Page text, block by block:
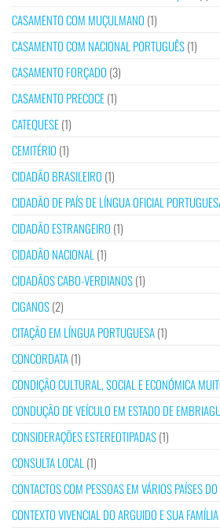
CASAMENTO COM MUÇULMANO (1)
CASAMENTO COM NACIONAL PORTUGUÊS(1)
CASAMENTO FORÇADO (3)
CASAMENTO PRECOCE(1)
CATEQUESE(1)
CEMITÉRIO (1)
CIDADÃO BRASILEIRO (1)
CIDADÃO DE PAÍS DE LÍNGUA OFICIAL
CIDADÃO ESTRANGEIRO (1)
CIDADÃO NACIONAL(1)
CIDADÃOS CABO-VERDIANOS(1)
CIGANOS(2)
CITAÇÃO EM LÍNGUA PORTUGUESA(1)
CONCORDATA(1)
CONDIÇÃO CULTURAL, SOCIAL E ECONÓMICA
CONDUÇÃO DE VEÍCULO EM ESTADO DE
CONSIDERAÇÕES ESTEREOTIPADAS(1)
CONSULTA LOCAL(1)
CONTACTOS COM PESSOAS EM VÁRIOS PAÍSES
CONTEXTO VIVENCIAL DO ARGUIDO E SUA FAMÍLIA